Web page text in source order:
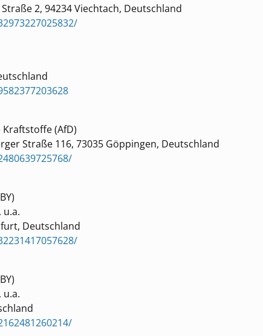
2, 94234 Viechtach, Deutschland
Kraftstoffe (AfD)
Straße 116, 73035 Göppingen, Deutschland
Deutschland